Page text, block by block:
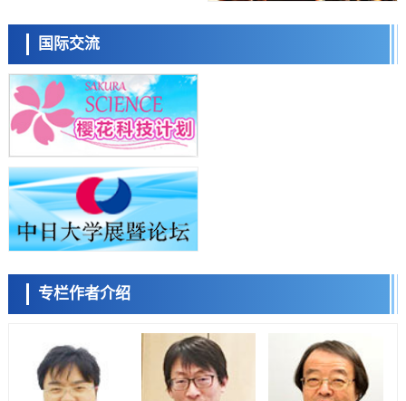
劣化抑制机制，为提升轮胎安全性与耐久性的材料设计开辟道路
科学研究
近畿大学等发现植物染料“日本茜”的红色成分可抑制老化与炎症，有望
成为新型功能性材料
科学研究
群马大学开发针对难治性癫痫的新型基因疗法，利用超小型GAD67启动
子抑制发作
科学研究
九州大学揭示夜间眼压升高机制：两种激素波动叠加所致
科学研究
东京都产技研采用新手法开发出可稳定工作至300℃的介电材料，已验
证电容器可在汽车发动机等高温环境下工作
经济・社会
日本生成式AI使用者占比一年内翻倍，但与中美德仍有较大差距
政策
日本修订首都直下型地震紧急对策：目标为死亡人数至少减半，重点强
化火灾防控
福井大学发现细胞记忆过往并抑制反应的机制，阐明即便DNA相同反应
迥异之谜
科学研究
神户大学确认口服癌症疫苗B440单药给药的安全性，在转移性尿路上皮
国际交流
专栏作者介绍
流员
小岩井忠道
陈小牧 李鸥 安宁